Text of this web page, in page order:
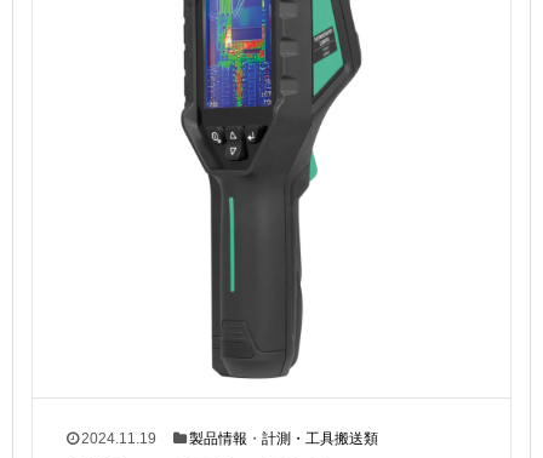
2024.11.19 製品情報 ・計測・工具搬送類